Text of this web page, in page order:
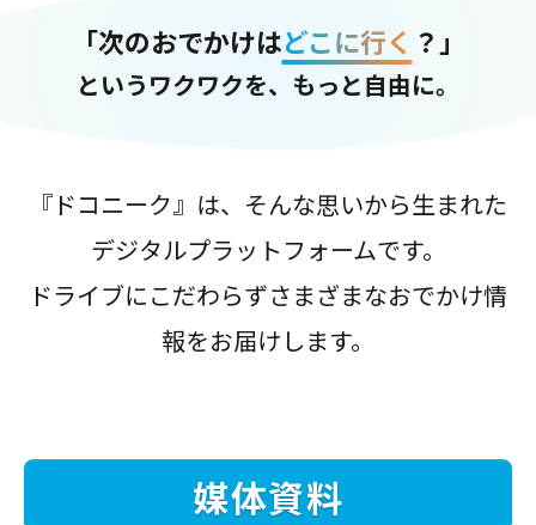
「次のおでかけはどこに行く ？」
というワクワクを、もっと自由に。
『ドコニーク』は、そんな思いから生まれた
デジタルプラットフォームです。
ドライブにこだわらずさまざまなおでかけ情
報をお届けします。
媒体資料